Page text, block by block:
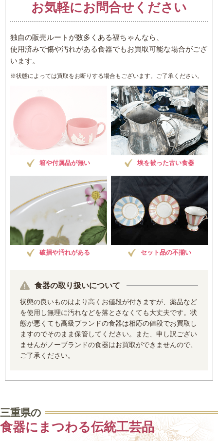
お気軽にお問合せください
独自の販売ルートが数多くある福ちゃんなら、
使用済みで傷や汚れがある食器でもお買取可能な場合がござ
います。
※状態によっては買取をお断りする場合もございます。ご了承ください。
箱や付属品が無い 埃を被った古い食器
破損や汚れがある セット品の不揃い
食器の取り扱いについて
状態の良いものはより高くお値段が付きますが、薬品など
を使用し無理に汚れなどを落とさなくても大丈夫です。状
態が悪くても高級ブランドの食器は相応の値段でお買取し
ますのでそのまま保管してください。また、申し訳ござい
ませんがノーブランドの食器はお買取ができませんので、
ご了承ください。
三重県の
食器にまつわる伝統工芸品